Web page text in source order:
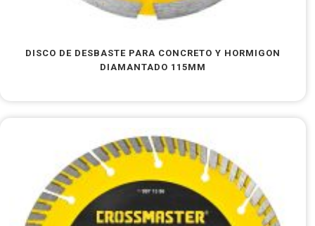
DISCO DE DESBASTE PARA CONCRETO Y HORMIGON
DIAMANTADO 115MM